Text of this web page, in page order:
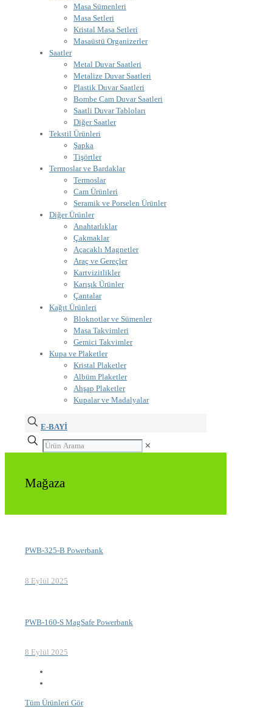
Masa Sümenleri
Masa Setleri
Kristal Masa Setleri
Masaüstü Organizerler
Saatler
Metal Duvar Saatleri
Metalize Duvar Saatleri
Plastik Duvar Saatleri
Bombe Cam Duvar Saatleri
Saatli Duvar Tabloları
Diğer Saatler
Tekstil Ürünleri
Şapka
Tişörtler
Termoslar ve Bardaklar
Termoslar
Cam Ürünleri
Seramik ve Porselen Ürünler
Diğer Ürünler
Anahtarlıklar
Çakmaklar
Açacaklı Magnetler
Araç ve Gereçler
Kartvizitlikler
Karışık Ürünler
Çantalar
Kağıt Ürünleri
Bloknotlar ve Sümenler
Masa Takvimleri
Gemici Takvimler
Kupa ve Plaketler
Kristal Plaketler
Albüm Plaketler
Ahşap Plaketler
Kupalar ve Madalyalar
E-BAYİ
✕
Mağaza
PWB-325-B Powerbank
8 Eylül 2025
PWB-160-S MagSafe Powerbank
8 Eylül 2025
Tüm Ürünleri Gör